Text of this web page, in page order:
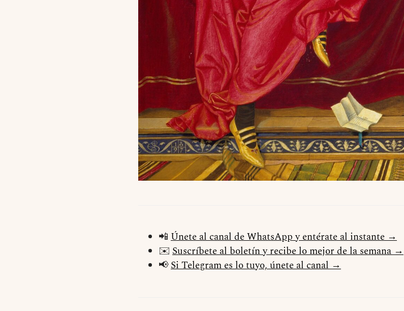
📲 Únete al canal de WhatsApp y entérate al instante →
✉️ Suscríbete al boletín y recibe lo mejor de la semana →
📢Si Telegram es lo tuyo, únete al canal →